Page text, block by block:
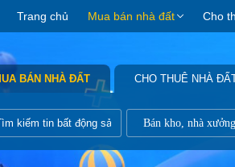
Trang chủ Mua bán nhà đất Cho
BÁN NHÀ ĐẤT CHO THUÊ NHÀ
Bán kho, nhà xưởng